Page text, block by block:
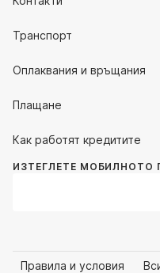
Транспорт
Оплаквания и връщания
Плащане
Как работят кредитите
ИЗТЕГЛЕТЕ МОБИЛНОТО
Правила и условия